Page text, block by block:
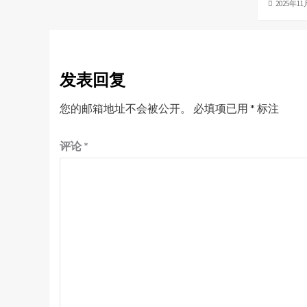
2025年11
发表回复
您的邮箱地址不会被公开。 必填项已用 * 标注
评论 *